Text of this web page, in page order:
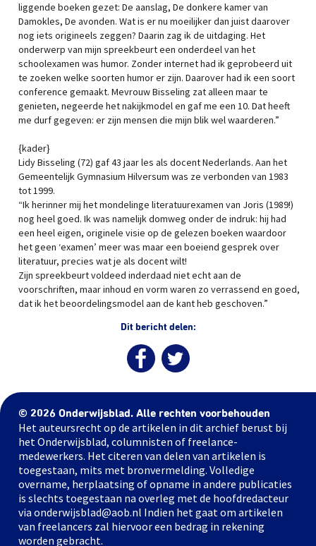
liggende boeken gezet: De aanslag, De donkere kamer van
Damokles, De avonden. Wat is er nu moeilijker dan juist daarover
nog iets origineels zeggen? Daarin zag ik de uitdaging. Het
onderwerp van mijn spreekbeurt een onderdeel van het
schoolexamen was humor. Zonder internet had ik geprobeerd uit
te zoeken welke soorten humor er zijn. Daarover had ik een soort
conference gemaakt. Mevrouw Bisseling zat alleen maar te
genieten, negeerde het nakijkmodel en gaf me een 10. Dat heeft
me durf gegeven: er zijn mensen die mijn blik wel waarderen.”
{kader}
Lidy Bisseling (72) gaf 43 jaar les als docent Nederlands. Aan het
Gemeentelijk Gymnasium Hilversum was ze verbonden van 1983
tot 1999.
“Ik herinner mij het mondelinge literatuurexamen van Joris (1989!)
nog heel goed. Ik was namelijk domweg onder de indruk: hij had
een heel eigen, originele visie op de gelezen boeken waardoor
het geen ‘examen’ meer was maar een boeiend gesprek over
literatuur, precies wat je als docent wilt!
Zijn spreekbeurt voldeed inderdaad niet echt aan de
voorschriften, maar inhoud en vorm waren zo verrassend en goed,
dat ik het beoordelingsmodel aan de kant heb geschoven.”
Dit bericht delen:
© 2026 Onderwijsblad. Alle rechten voorbehouden
Het auteursrecht op de artikelen in dit archief berust bij
het Onderwijsblad, columnisten of freelance-
medewerkers. Het citeren van delen van artikelen is
toegestaan, mits met bronvermelding. Volledige
overname, herplaatsing of opname in andere publicaties
is slechts toegestaan na overleg met de hoofdredacteur
via onderwijsblad@aob.nl Indien het gaat om artikelen
van freelancers zal hiervoor een bedrag in rekening
worden gebracht.